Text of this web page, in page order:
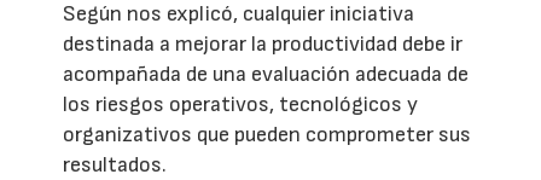
Según nos explicó, cualquier iniciativa
destinada a mejorar la productividad debe ir
acompañada de una evaluación adecuada de
los riesgos operativos, tecnológicos y
organizativos que pueden comprometer sus
resultados.